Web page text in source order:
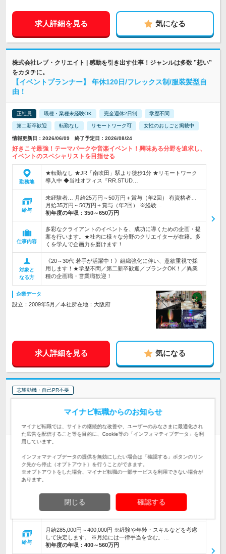
求人詳細を見る 気になる
株式会社レブ・クリエイト | 感動を引き出す仕事！ジャンルは多数 ”想い”
をカタチに。
【イベントプランナー】 年休120日/フレックス制/服装髪型自
由！
正社員 職種・業種未経験OK 完全週休2日制 学歴不問
第二新卒歓迎 転勤なし リモートワーク可 女性のおしごと掲載中
情報更新日：2026/06/09 終了予定日：2026/08/24
好きこそ最強！テーマパークや音楽イベント！興味ある分野を追求し、
イベントのスペシャリストを目指せる
勤務地
★転勤なし ★JR「南吹田」駅より徒歩1分 ★リモートワーク
導入中 ◆当社オフィス『RR.STUD…
給与
未経験者… 月給25万円～50万円＋賞与（年2回） 有資格者…
月給35万円～50万円＋賞与（年2回） ※経験…
初年度の年収： 350～650万円
仕事内容
多彩なクライアントのイベントを、成功に導くための企画・提
案を行います。★社内に様々な分野のクリエイターが在籍。多
くを学んで企画力を磨けます！
対象と
なる方
《20～30代 若手が活躍中！》組織強化に伴い、意欲重視で採
用します！★学歴不問／第二新卒歓迎／ブランクOK！／異業
種の企画職・営業職歓迎！
企業データ
設立：2009年5月／本社所在地：大阪府
求人詳細を見る 気になる
志望動機・自己PR不要
“あそび”イベント企画の【提案営業】年休126日×フレックス制
正社員 職種・業種未経験OK
第二新卒歓迎 転勤なし リモートワーク可 女性のおしごと掲載中
情報更新日：2026/06/23 終了予定日：2026/08/24
“あそび”で企業や地域を変える、体験型イベントのプロ集団！熱狂させ
★原則転勤なし！ ★札幌・東京・大阪・名古屋・福岡で募
集！ 【東京本社】 東京都豊島区東池袋3-2…
給与
月給285,000円～400,000円 ※経験や年齢・スキルなどを考慮
して決定します。 ※月給には一律手当を含む。…
初年度の年収： 400～560万円
マイナビ転職からのお知らせ
マイナビ転職では、サイトの継続的な改善や、ユーザーのみなさまに最適化され
た広告を配信すること等を目的に、Cookie等の「インフォマティブデータ」を利
用しています。
インフォマティブデータの提供を無効にしたい場合は「確認する」ボタンのリン
ク先から停止（オプトアウト）を行うことができます。
※オプトアウトをした場合、マイナビ転職の一部サービスを利用できない場合が
あります。
閉じる 確認する